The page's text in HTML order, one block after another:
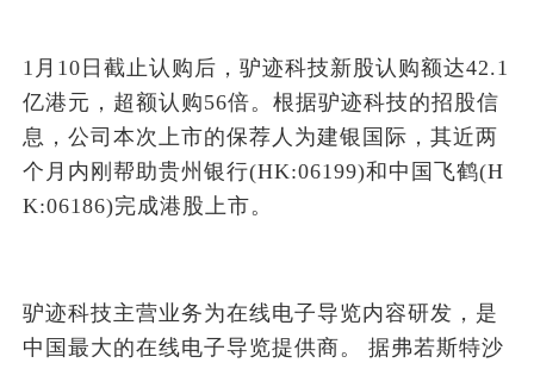
1月10日截止认购后，驴迹科技新股认购额达42.1
亿港元，超额认购56倍。根据驴迹科技的招股信
息，公司本次上市的保荐人为建银国际，其近两
个月内刚帮助贵州银行(HK:06199)和中国飞鹤(H
K:06186)完成港股上市。
驴迹科技主营业务为在线电子导览内容研发，是
中国最大的在线电子导览提供商。
据弗若斯特沙